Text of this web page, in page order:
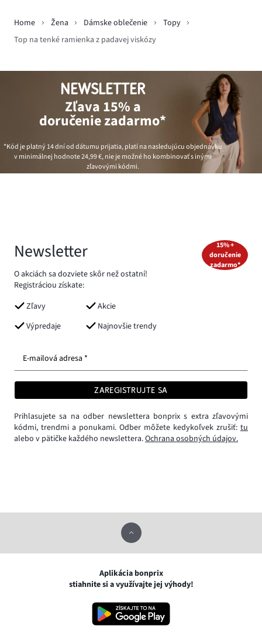
Home Žena Dámske oblečenie
Topy
Top na tenké ramienka z padavej viskózy
NEWSLETTER
Zľava 15% a
doručenie zadarmo*
*Kód je platný 14 dní od dátumu prijatia, platí na nasledujúcu objednávku
v minimálnej hodnote24,99 €, nie je možné ho kombinovať s inými
zľavovými kódmi.
Newsletter
O akciách sa dozviete skôr než ostatní!
Registráciou získate:
Zľavy
Akcie
Výpredaje
Najnovšie trendy
15% +
doručenie
zadarmo*
E-mailová adresa *
ZAREGISTRUJTE SA
Prihlasujete sa na odber newslettera bonprix s extra zľavovými
kódmi, trendmi a ponukami. Odber môžete kedykoľvek zrušiť: tu
alebo v pätičke každého newslettera.Ochrana osobných údajov.
Aplikácia bonprix
stiahnite si a využívajte jej výhody!